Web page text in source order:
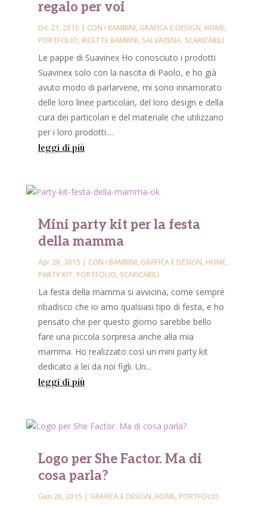
regalo per voi
Dic 21, 2015 | CON I BAMBINI,GRAFICA E DESIGN,HOME,
PORTFOLIO,RICETTE BAMBINI,SALVACENA,SCARICABILI
Le pappe di Suavinex Ho conosciuto i prodotti
Suavinex solo con la nascita di Paolo, e ho già
avuto modo di parlarvene, mi sono innamorato
delle loro linee particolari, del loro design e della
cura dei particolari e del materiale che utilizzano
per i loro prodotti....
leggi di più
Mini party kit per la festa
della mamma
Apr 28, 2015 | CON I BAMBINI,GRAFICA E DESIGN,HOME,
PARTY KIT,PORTFOLIO,SCARICABILI
La festa della mamma si avvicina, come sempre
ribadisco che io amo qualsiasi tipo di festa, e ho
pensato che per questo giorno sarebbe bello
fare una piccola sorpresa anche alla mia
mamma. Ho realizzato così un mini party kit
dedicato a lei da noi figli. Un...
leggi di più
Logo per She Factor. Ma di
cosa parla?
Gen 20, 2015 | GRAFICA E DESIGN,HOME,PORTFOLIO